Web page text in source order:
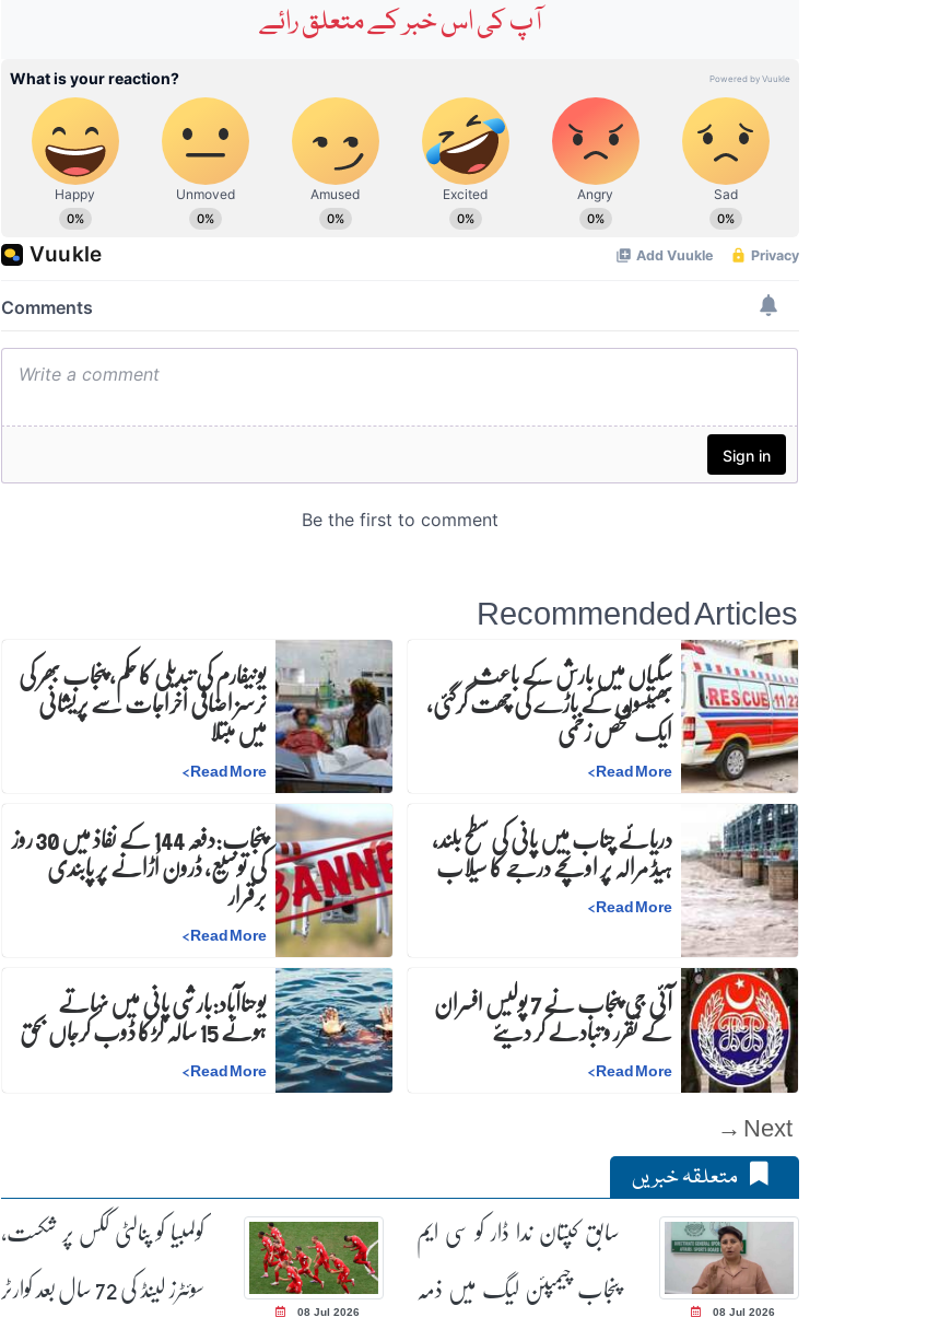
آپ کی اس خبر کے متعلق رائے
Recommended Articles
سگیاں میں بارش کے باعث
بھینسوں کے باڑے کی چھت گرگئی،
ایک شخص زخمی
Read More
>
یونیفارم کی تبدیلی کا حکم، پنجاب بھر کی
نرسز اضافی اخراجات سے پریشانی
میں مبتلا
Read More
>
دریائے چناب میں پانی کی سطح بلند،
ہیڈ مرالہ پر اونچے درجے کا سیلاب
Read More
>
پنجاب:دفعہ 144 کے نفاذ میں 30 روز کی توسیع، ڈرون اُڑانے پر پابندی
برقرار
Read More
>
آئی جی پنجاب نے 7 پولیس افسرانکے تقرر و تبادلے کر دیئے
Read More
>
یوحناآباد:بارشی پانی میں نہاتے
ہوئے 15 سالہ لڑکا ڈوب کرجاں بحق
Read More
>
Next →
متعلقہ خبریں
08 Jul 2026
سابق کپتان ندا ڈار کو سی ایم
پنجاب چیمپئن لیگ میں ذمہ
08 Jul 2026
کولمبیا کو پنالٹی ککس پر شکست،
سوئٹرز لینڈ کی 72 سال بعد کوارٹر